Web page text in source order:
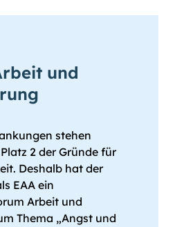
und
stehen
2 der Gründe für
Deshalb hat der
EAA ein
Arbeit und
Thema „Angst und